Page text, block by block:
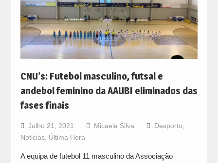
CNU’s: Futebol masculino, futsal e
andebol feminino da AAUBI eliminados das
fases finais
Julho 21, 2021 Micaela Silva Desporto
Noticias, Última Hora
A equipa de futebol 11 masculino da Associação